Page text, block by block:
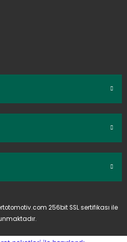
256bit SSL sertifikası ile